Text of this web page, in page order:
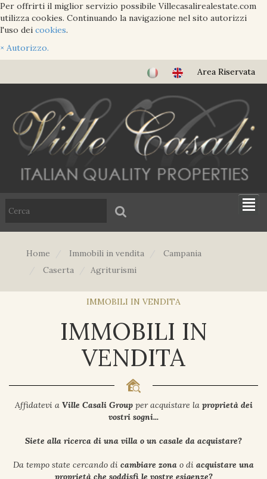
Per offrirti il miglior servizio possibile Villecasalirealestate.com
utilizza cookies. Continuando la navigazione nel sito autorizzi
l'uso dei cookies.
× Autorizzo.
Area Riservata
Home Immobili in vendita
Campania
Caserta
Agriturismi
IMMOBILI IN VENDITA
IMMOBILI IN
VENDITA
Affidatevi a Ville Casali Groupper acquistare la proprietà dei
vostri sogni...
Siete alla ricerca di una villa o un casale da acquistare?
Da tempo state cercando di cambiare zona o di acquistare una
proprietà che soddisfi le vostre esigenze?